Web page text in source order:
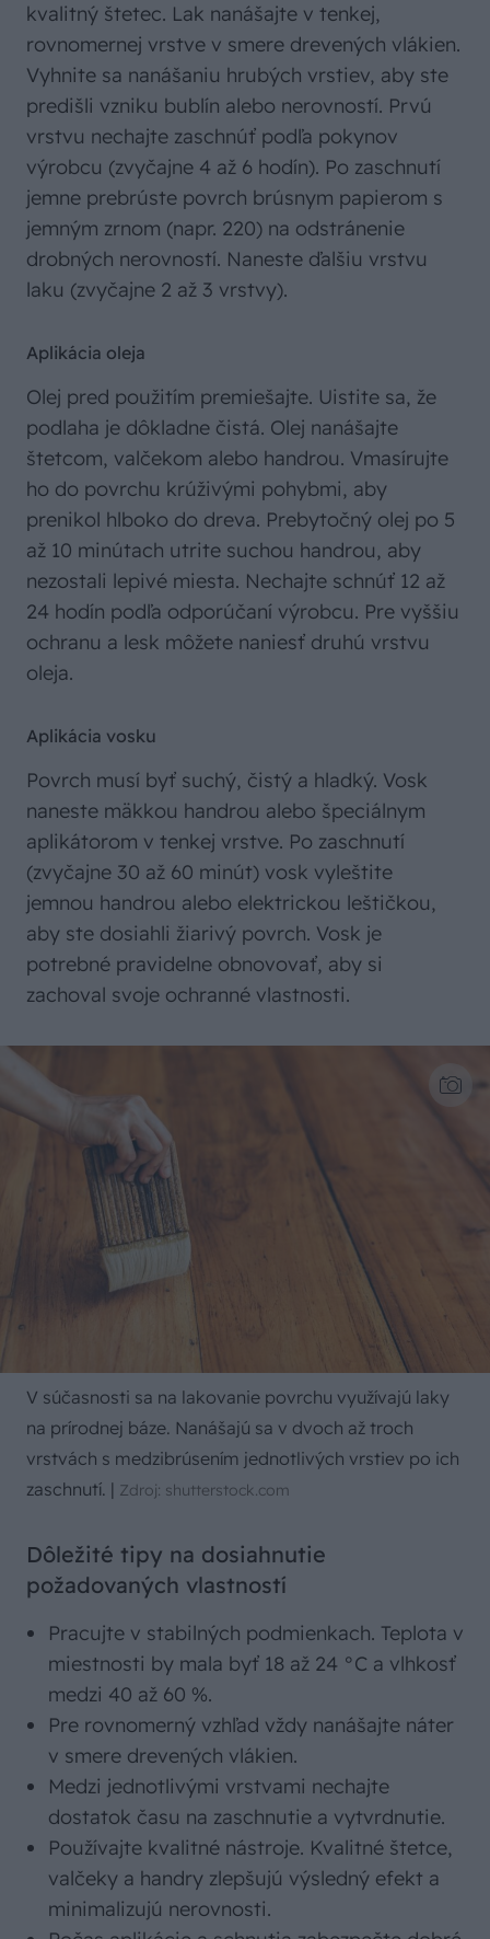
kvalitný štetec. Lak nanášajte v tenkej,
rovnomernej vrstve v smere drevených vlákien.
Vyhnite sa nanášaniu hrubých vrstiev, aby ste
predišli vzniku bublín alebo nerovností. Prvú
vrstvu nechajte zaschnúť podľa pokynov
výrobcu (zvyčajne 4 až 6 hodín). Po zaschnutí
jemne prebrúste povrch brúsnym papierom s
jemným zrnom (napr. 220) na odstránenie
drobných nerovností. Naneste ďalšiu vrstvu
laku (zvyčajne 2 až 3 vrstvy).
Aplikácia oleja
Olej pred použitím premiešajte. Uistite sa, že
podlaha je dôkladne čistá. Olej nanášajte
štetcom, valčekom alebo handrou. Vmasírujte
ho do povrchu krúživými pohybmi, aby
prenikol hlboko do dreva. Prebytočný olej po 5
až 10 minútach utrite suchou handrou, aby
nezostali lepivé miesta. Nechajte schnúť 12 až
24 hodín podľa odporúčaní výrobcu. Pre vyššiu
ochranu a lesk môžete naniesť druhú vrstvu
oleja.
Aplikácia vosku
Povrch musí byť suchý, čistý a hladký. Vosk
naneste mäkkou handrou alebo špeciálnym
aplikátorom v tenkej vrstve. Po zaschnutí
(zvyčajne 30 až 60 minút) vosk vyleštite
jemnou handrou alebo elektrickou leštičkou,
aby ste dosiahli žiarivý povrch. Vosk je
potrebné pravidelne obnovovať, aby si
zachoval svoje ochranné vlastnosti.
V súčasnosti sa na lakovanie povrchu využívajú laky
na prírodnej báze. Nanášajú sa v dvoch až troch
vrstvách s medzibrúsením jednotlivých vrstiev po ich
zaschnutí. | Zdroj: shutterstock.com
Dôležité tipy na dosiahnutie
požadovaných vlastností
Pracujte v stabilných podmienkach. Teplota v
miestnosti by mala byť 18 až 24 °C a vlhkosť
medzi 40 až 60 %.
Pre rovnomerný vzhľad vždy nanášajte náter
v smere drevených vlákien.
Medzi jednotlivými vrstvami nechajte
dostatok času na zaschnutie a vytvrdnutie.
Používajte kvalitné nástroje. Kvalitné štetce,
valčeky a handry zlepšujú výsledný efekt a
minimalizujú nerovnosti.